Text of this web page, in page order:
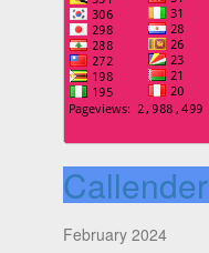
Callender
February 2024